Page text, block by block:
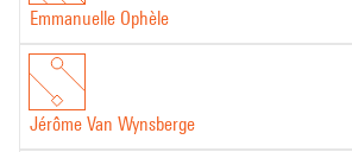
Emmanuelle Ophèle
Jérôme Van Wynsberge